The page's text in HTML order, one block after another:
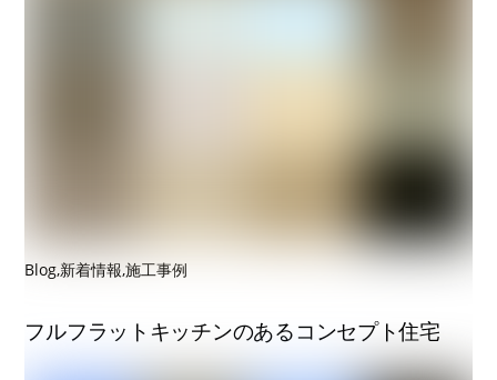
Blog,新着情報,施工事例
フルフラットキッチンのあるコンセプト住宅